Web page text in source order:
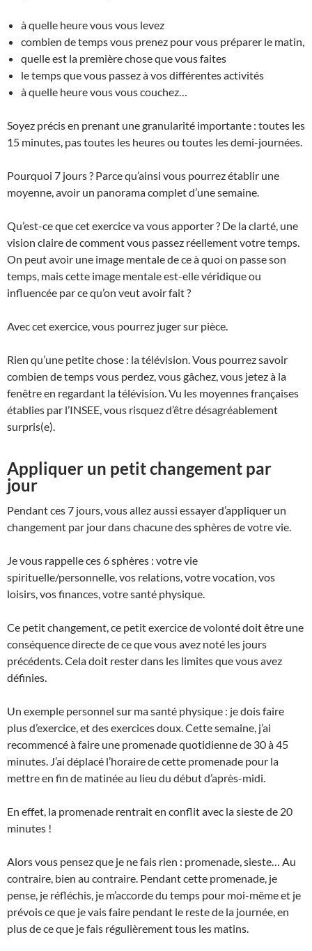
à quelle heure vous vous levez
combien de temps vous prenez pour vous préparer le matin,
quelle est la première chose que vous faites
le temps que vous passez à vos différentes activités
à quelle heure vous vous couchez…
Soyez précis en prenant une granularité importante : toutes les
15 minutes, pas toutes les heures ou toutes les demi-journées.
Pourquoi 7 jours ? Parce qu’ainsi vous pourrez établir une
moyenne, avoir un panorama complet d’une semaine.
Qu’est-ce que cet exercice va vous apporter ? De la clarté, une
vision claire de comment vous passez réellement votre temps.
On peut avoir une image mentale de ce à quoi on passe son
temps, mais cette image mentale est-elle véridique ou
influencée par ce qu’on veut avoir fait ?
Avec cet exercice, vous pourrez juger sur pièce.
Rien qu’une petite chose : la télévision. Vous pourrez savoir
combien de temps vous perdez, vous gâchez, vous jetez à la
fenêtre en regardant la télévision. Vu les moyennes françaises
établies par l’INSEE, vous risquez d’être désagréablement
surpris(e).
Appliquer un petit changement par
jour
Pendant ces 7 jours, vous allez aussi essayer d’appliquer un
changement par jour dans chacune des sphères de votre vie.
Je vous rappelle ces 6 sphères : votre vie
spirituelle/personnelle, vos relations, votre vocation, vos
loisirs, vos finances, votre santé physique.
Ce petit changement, ce petit exercice de volonté doit être une
conséquence directe de ce que vous avez noté les jours
précédents. Cela doit rester dans les limites que vous avez
définies.
Un exemple personnel sur ma santé physique : je dois faire
plus d’exercice, et des exercices doux. Cette semaine, j’ai
recommencé à faire une promenade quotidienne de 30 à 45
minutes. J’ai déplacé l’horaire de cette promenade pour la
mettre en fin de matinée au lieu du début d’après-midi.
En effet, la promenade rentrait en conflit avec la sieste de 20
minutes !
Alors vous pensez que je ne fais rien : promenade, sieste… Au
contraire, bien au contraire. Pendant cette promenade, je
pense, je réfléchis, je m’accorde du temps pour moi-même et je
prévois ce que je vais faire pendant le reste de la journée, en
plus de ce que je fais régulièrement tous les matins.